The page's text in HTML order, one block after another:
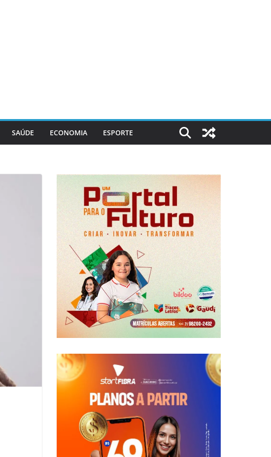
SAÚDE ECONOMIA ESPORTE